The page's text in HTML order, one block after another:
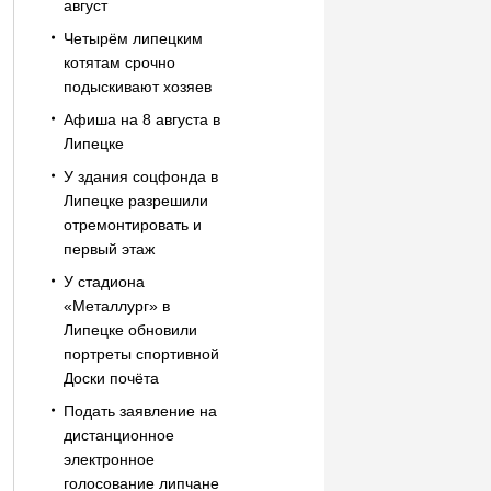
август
Четырём липецким
котятам срочно
подыскивают хозяев
Афиша на 8 августа в
Липецке
У здания соцфонда в
Липецке разрешили
отремонтировать и
первый этаж
У стадиона
«Металлург» в
Липецке обновили
портреты спортивной
Доски почёта
Подать заявление на
дистанционное
электронное
голосование липчане